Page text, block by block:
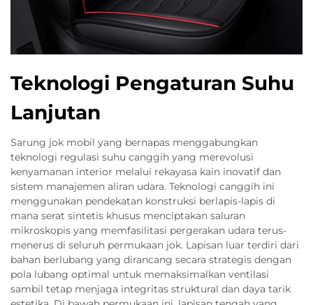
Teknologi Pengaturan Suhu
Lanjutan
Sarung jok mobil yang bernapas menggabungkan
teknologi regulasi suhu canggih yang merevolusi
kenyamanan interior melalui rekayasa kain inovatif dan
sistem manajemen aliran udara. Teknologi canggih ini
menggunakan pendekatan konstruksi berlapis-lapis di
mana serat sintetis khusus menciptakan saluran
mikroskopis yang memfasilitasi pergerakan udara terus-
menerus di seluruh permukaan jok. Lapisan luar terdiri dari
bahan berlubang yang dirancang secara strategis dengan
pola lubang optimal untuk memaksimalkan ventilasi
sambil tetap menjaga integritas struktural dan daya tarik